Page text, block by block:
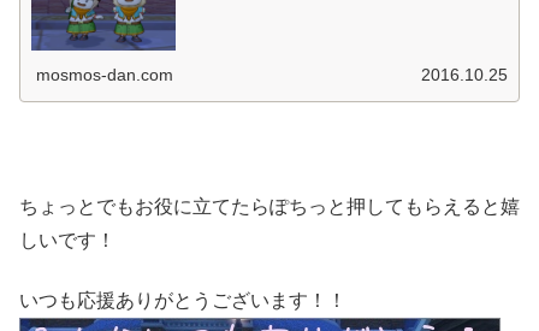
mosmos-dan.com 2016.10.25
ちょっとでもお役に立てたらぽちっと押してもらえると嬉
しいです！
いつも応援ありがとうございます！！